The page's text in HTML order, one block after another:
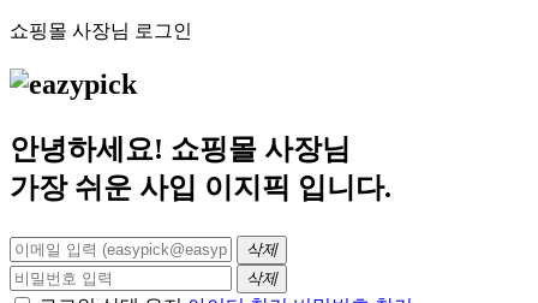
쇼핑몰 사장님 로그인
안녕하세요! 쇼핑몰 사장님
가장 쉬운 사입 이지픽 입니다.
삭제
삭제